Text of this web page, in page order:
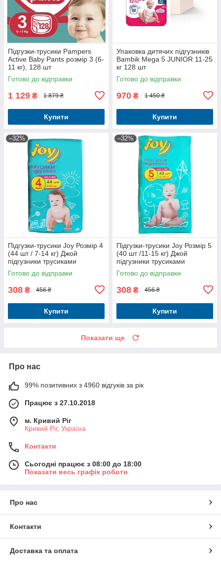
Підгузки-трусики Pampers
Active Baby Pants розмір 3 (6-
11 кг), 128 шт
Готово до відправки
1 129 ₴ 1 879 ₴
Купити
Упаковка дитячих підгузників
Bambik Mega 5 JUNIOR 11-25
кг 128 шт
Готово до відправки
970 ₴ 1 450 ₴
Купити
–32%
Підгузки-трусики Joy Розмір 4
(44 шт / 7-14 кг) Джой
підгузники трусиками
Готово до відправки
308 ₴ 456 ₴
Купити
–32%
Підгузки-трусики Joy Розмір 5
(40 шт /11-15 кг) Джой
підгузники трусиками
Готово до відправки
308 ₴ 456 ₴
Купити
Показати ще
Про нас
99% позитивних з 4960 відгуків за рік
Працює з 27.10.2018
м. Кривий Ріг
Кривий Ріг, Україна
Контакти
Сьогодні працює з 08:00 до 18:00
Показати весь графік роботи
Про нас
Контакти
Доставка та оплата